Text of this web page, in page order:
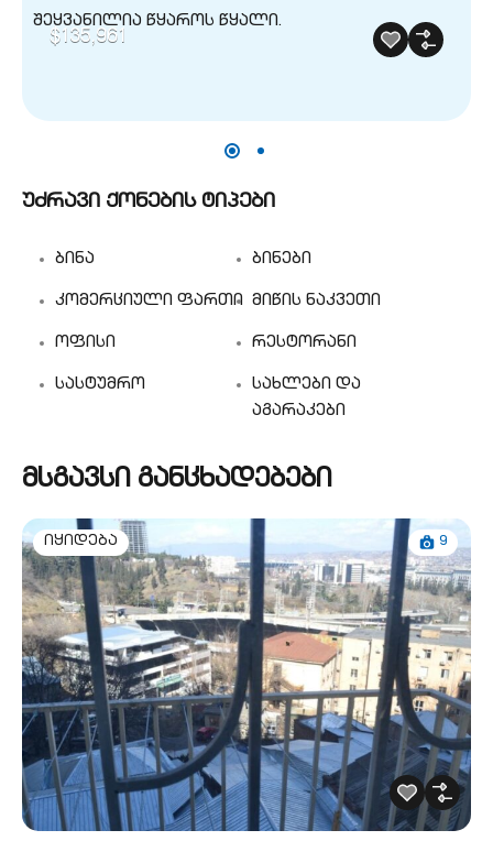
$135,961
უძრავი ქონების ტიპები
ბინა ბინები
კომერციული ფართი მიწის ნაკვეთი
ოფისი რესტორანი
სასტუმრო
სახლები და
აგარაკები
მსგავსი განცხადებები
იყიდება 9